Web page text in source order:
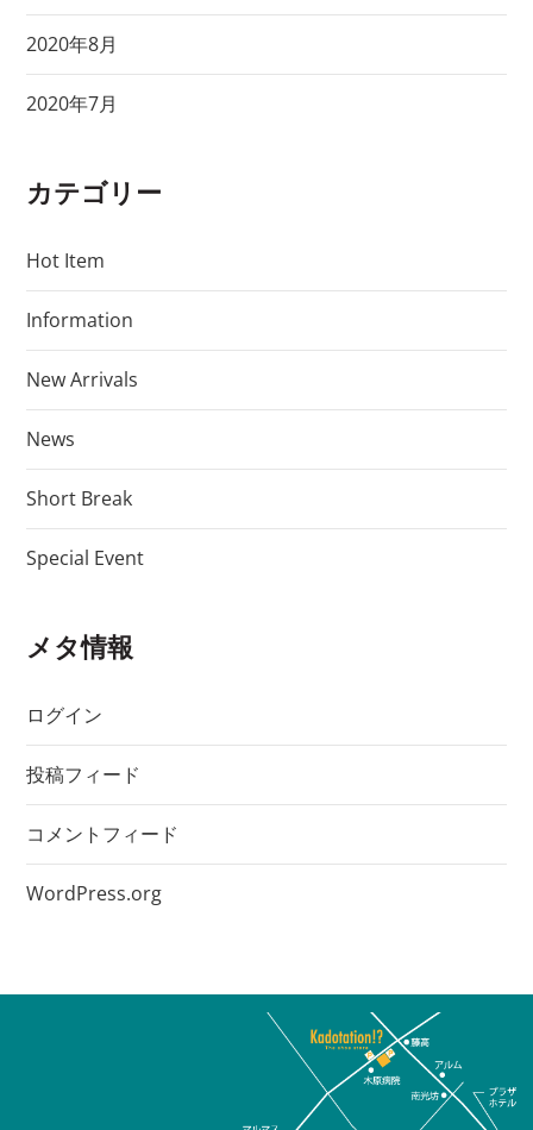
2020年8月
2020年7月
カテゴリー
Hot Item
Information
New Arrivals
News
Short Break
Special Event
メタ情報
ログイン
投稿フィード
コメントフィード
WordPress.org